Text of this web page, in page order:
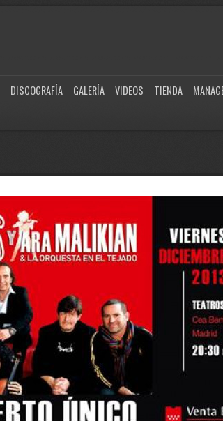
DISCOGRAFÍA GALERÍA VIDEOS TIENDA